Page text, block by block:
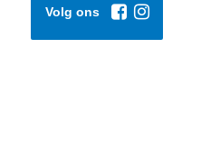
Volg ons